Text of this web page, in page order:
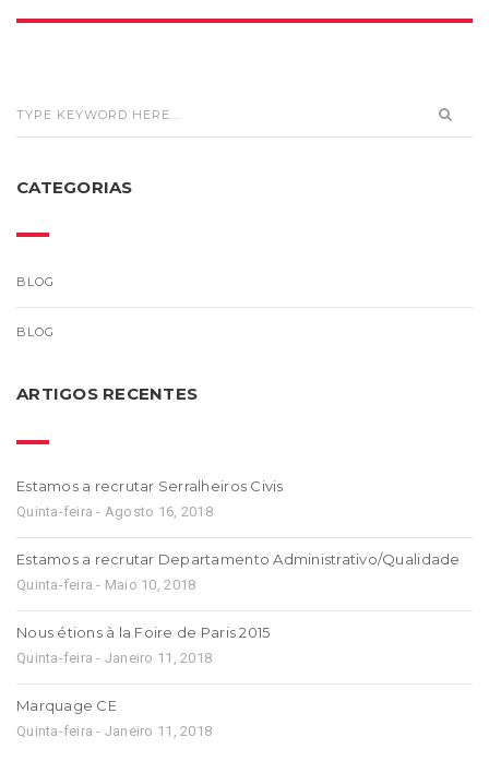
CATEGORIAS
BLOG
BLOG
ARTIGOS RECENTES
Estamos a recrutar Serralheiros Civis
Quinta-feira - Agosto 16, 2018
Estamos a recrutar Departamento Administrativo/Qualidade
Quinta-feira - Maio 10, 2018
Nous étions à la Foire de Paris 2015
Quinta-feira - Janeiro 11, 2018
Marquage CE
Quinta-feira - Janeiro 11, 2018